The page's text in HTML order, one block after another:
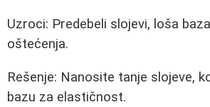
Uzroci: Predebeli slojevi, loša
oštećenja.
Rešenje: Nanosite tanje slojeve,
bazu za elastičnost.